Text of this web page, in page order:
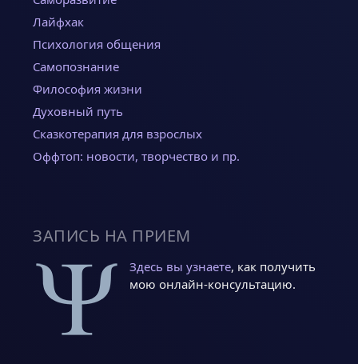
Лайфхак
Психология общения
Самопознание
Философия жизни
Духовный путь
Сказкотерапия для взрослых
Оффтоп: новости, творчество и пр.
ЗАПИСЬ НА ПРИЕМ
Здесь вы узнаете, как получить
мою онлайн-консультацию.